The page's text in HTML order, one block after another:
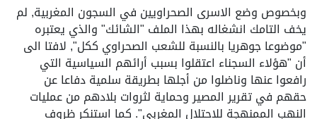
وبخصوص وضع الاسرى الصحراويين في السجون المغربية, لم
يخف التامك انشغاله بهذا الملف "الشائك" والذي يعتبره
"موضوعا جوهريا بالنسبة للشعب الصحراوي ككل", لافتا الى
أن "هؤلاء السجناء اعتقلوا بسبب أرائهم السياسية التي
رافعوا عنها وناضلوا من أجلها بطريقة سلمية دفاعا عن
حقهم في تقرير المصير وحماية لثروات بلادهم من عمليات
النهب الممنهجة للاحتلال المغربي". كما استنكر ظروف